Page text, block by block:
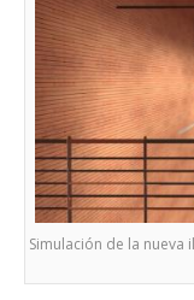
Simulación de la nueva